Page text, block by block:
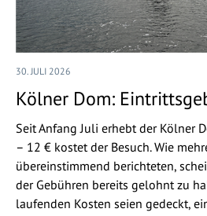
30. JULI 2026
Kölner Dom:
Seit Anfang Juli erhebt der Kölner
– 12 € kostet der Besuch. Wie
übereinstimmend berichteten,
der Gebühren bereits gelohnt zu
laufenden Kosten seien gedeckt,